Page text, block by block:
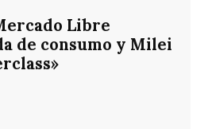
Libre
de consumo y Milei